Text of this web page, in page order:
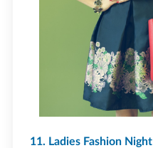
11. Ladies Fashion Night